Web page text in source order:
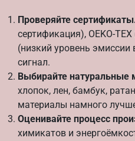
Проверяйте
сертификация), OEKO-TEX
(низкий уровень
сигнал.
Выбирайте натуральные
хлопок, лен, бамбук,
материалы намного
Оценивайте процесс
химикатов и